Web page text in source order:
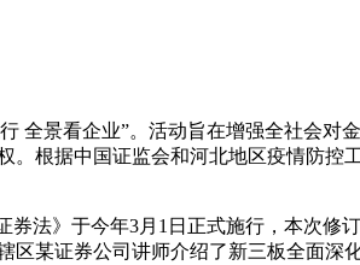
景看企业”。活动旨在增强全社会对金
根据中国证监会和河北地区疫情防控
法》于今年3月1日正式施行，本次修
某证券公司讲师介绍了新三板全面深